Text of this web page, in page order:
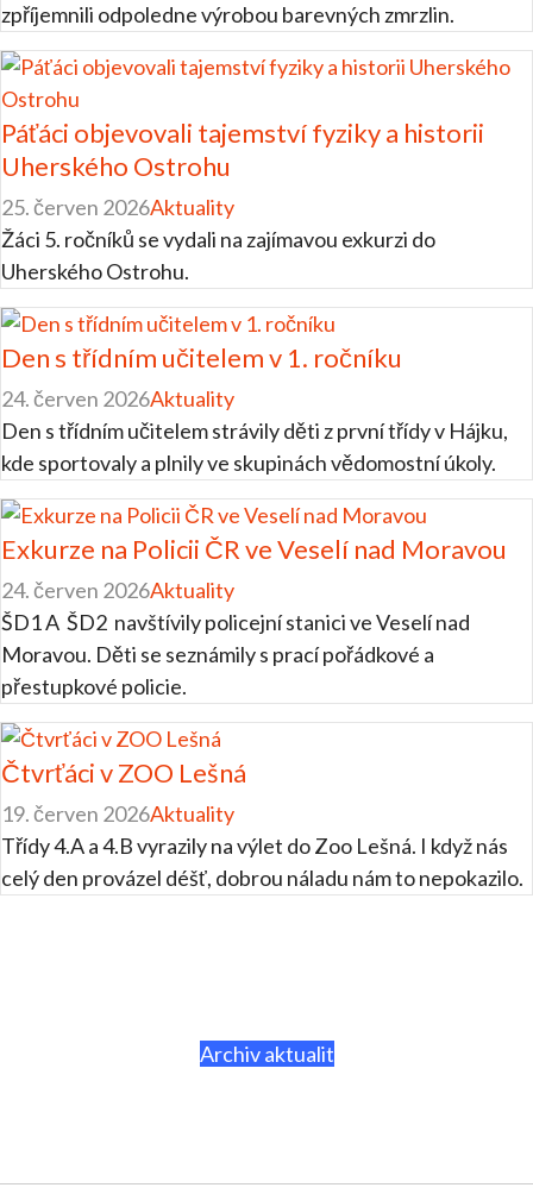
zpříjemnili odpoledne výrobou barevných zmrzlin.
Páťáci objevovali tajemství fyziky a historii
Uherského Ostrohu
25. červen 2026Aktuality
Žáci 5. ročníků se vydali na zajímavou exkurzi do
Uherského Ostrohu.
Den s třídním učitelem v 1. ročníku
24. červen 2026Aktuality
Den s třídním učitelem strávily děti z první třídy v Hájku,
kde sportovaly a plnily ve skupinách vědomostní úkoly.
Exkurze na Policii ČR ve Veselí nad Moravou
24. červen 2026Aktuality
ŠD1 A ŠD2 navštívily policejní stanici ve Veselí nad
Moravou. Děti se seznámily s prací pořádkové a
přestupkové policie.
Čtvrťáci v ZOO Lešná
19. červen 2026Aktuality
Třídy 4.A a 4.B vyrazily na výlet do Zoo Lešná. I když nás
celý den provázel déšť, dobrou náladu nám to nepokazilo.
Archiv aktualit